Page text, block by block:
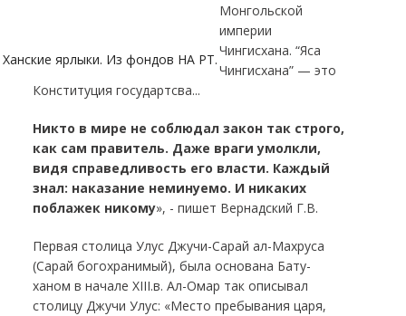
Ханские ярлыки. Из фондов НА РТ.
Монгольской
империи
Чингисхана. “Яса
Чингисхана” — это
Конституция государтсва...
Никто в мире не соблюдал закон так строго,
как сам правитель. Даже враги умолкли,
видя справедливость его власти. Каждый
знал: наказание неминуемо. И никаких
поблажек никому», - пишет Вернадский Г.В.
Первая столица Улус Джучи-Сарай ал-Махруса
(Сарай богохранимый), была основана Бату-
ханом в начале XIII.в. Ал-Омар так описывал
столицу Джучи Улус: «Место пребывания царя,